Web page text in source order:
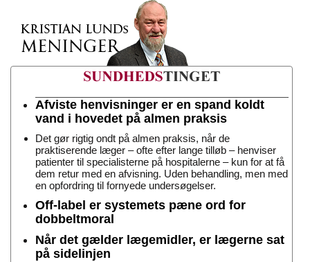
Afviste henvisninger er en spand koldt
vand i hovedet på almen praksis
Det gør rigtig ondt på almen praksis, når de
praktiserende læger – ofte efter lange tilløb – henviser
patienter til specialisterne på hospitalerne – kun for at få
dem retur med en afvisning. Uden behandling, men med
en opfordring til fornyede undersøgelser.
Off-label er systemets pæne ord for
dobbeltmoral
Når det gælder lægemidler, er lægerne sat
på sidelinjen